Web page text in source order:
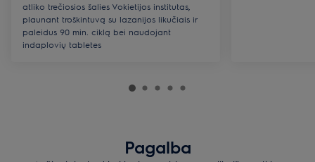
atliko trečiosios šalies Vokietijos institutas,
plaunant troškintuvą su lazanijos likučiais ir
paleidus 90 min. ciklą bei naudojant
indaplovių tabletes
Pagalba